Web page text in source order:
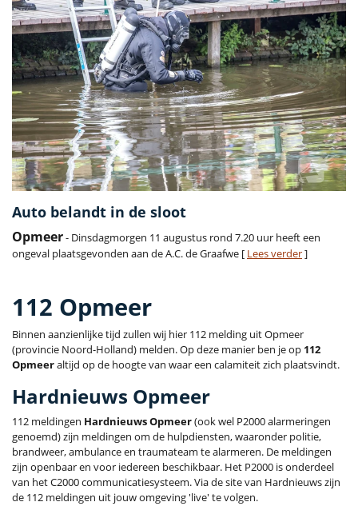
Auto belandt in de sloot
Opmeer- Dinsdagmorgen 11 augustus rond 7.20 uur heeft een
ongeval plaatsgevonden aan de A.C. de Graafwe [ Lees verder]
112 Opmeer
Binnen aanzienlijke tijd zullen wij hier 112 melding uit Opmeer
(provincie Noord-Holland) melden. Op deze manier ben je op 112
Opmeeraltijd op de hoogte van waar een calamiteit zich plaatsvindt.
Hardnieuws Opmeer
112 meldingen Hardnieuws Opmeer(ook wel P2000 alarmeringen
genoemd) zijn meldingen om de hulpdiensten, waaronder politie,
brandweer, ambulance en traumateam te alarmeren. De meldingen
zijn openbaar en voor iedereen beschikbaar. Het P2000 is onderdeel
van het C2000 communicatiesysteem. Via de site van Hardnieuws zijn
de 112 meldingen uit jouw omgeving 'live' te volgen.